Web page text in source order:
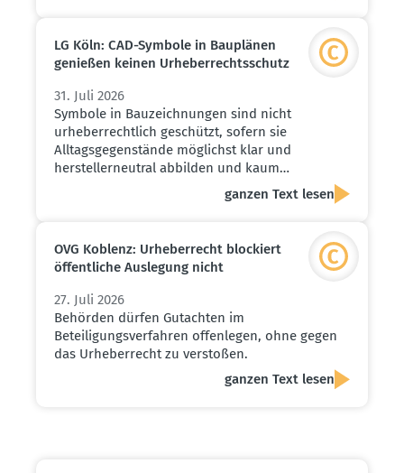
LG Köln: CAD-Symbole in Bauplänen
genießen keinen Urheber­rechts­schutz
31. Juli 2026
Symbole in Bauzeichnungen sind nicht
urheberrechtlich geschützt, sofern sie
Alltagsgegenstände möglichst klar und
herstellerneutral abbilden und kaum…
ganzen Text lesen
OVG Koblenz: Urheber­recht blockiert
öffent­liche Auslegung nicht
27. Juli 2026
Behörden dürfen Gutachten im
Beteiligungsverfahren offenlegen, ohne gegen
das Urheberrecht zu verstoßen.
ganzen Text lesen